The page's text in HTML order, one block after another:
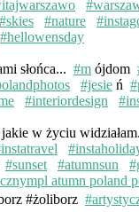
#skies #nature
#hellowensday
słońca... #m ójdom
#jesie ń
#interiordesign
w życiu
#sunset #atumnsun
#żoliborz